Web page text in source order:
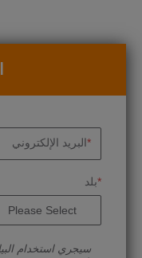
البريد الإلكتروني*
بلد*
سيجري استخدام